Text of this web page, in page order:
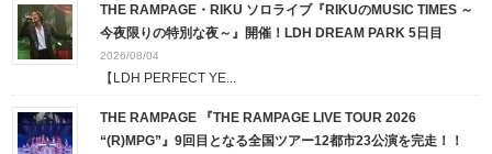
THE RAMPAGE・RIKU ソロライブ『RIKUのMUSIC TIMES ～
今夜限りの特別な夜～』開催！LDH DREAM PARK 5日目
2026/08/04
【LDH PERFECT YE...
THE RAMPAGE 『THE RAMPAGE LIVE TOUR 2026
“(R)MPG”』9回目となる全国ツアー12都市23公演を完走！！